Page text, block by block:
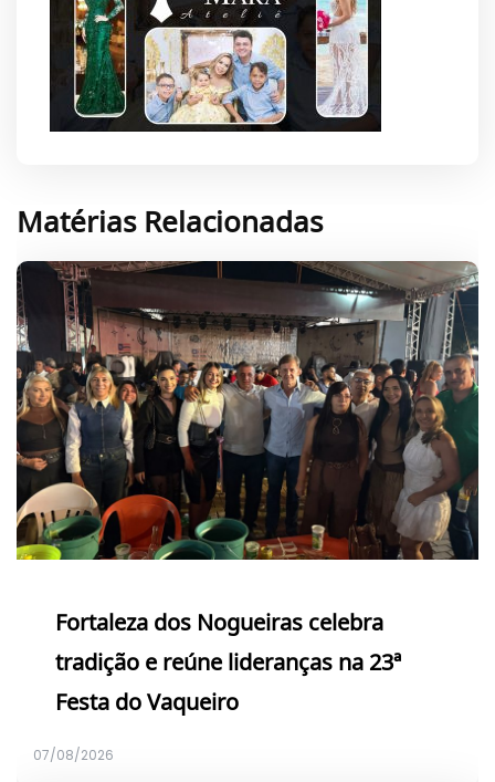
Matérias Relacionadas
Fortaleza dos Nogueiras celebra
tradição e reúne lideranças na 23ª
Festa do Vaqueiro
07/08/2026